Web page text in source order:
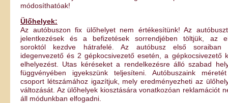
módosíthatóak!
Ülőhelyek:
Az autóbuszon fix ülőhelyet nem értékesítünk! Az
jelentkezések és a befizetések sorrendjében töltjük, az
soroktól kezdve hátrafelé. Az autóbusz első soraiban
idegenvezető és 2 gépkocsivezető esetén, a gépkocsivezető
elhelyezést. Utas kéréseket a rendelkezésre álló szabad
függvényében igyekszünk teljesíteni. Autóbuszaink
csoport létszámához igazítjuk, mely eredményezheti az
változását. Az ülőhelyek kiosztására vonatkozóan reklamációt
áll módunkban elfogadni.